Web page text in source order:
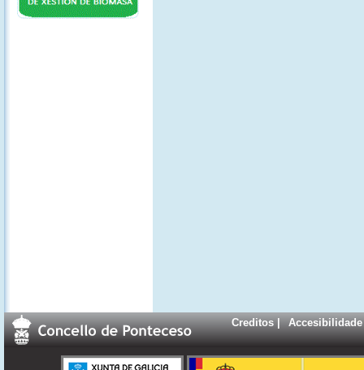
Creditos| Accesibilidade